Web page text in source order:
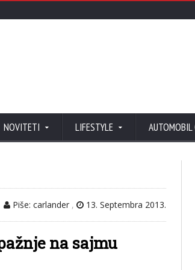
NOVITETI LIFESTYLE AUTOMOBIL
Piše: carlander , 13. Septembra 2013.
na sajmu